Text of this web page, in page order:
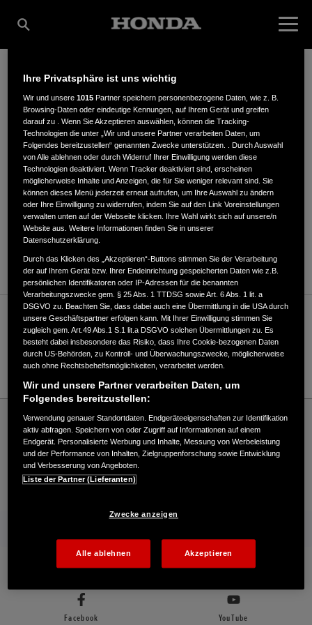
STAVERMANN GMBH
Dinklager Str. 114,49393,Lohne
ANFAHRTSBESCHREIBUNG ANFORDERN
WEBSITE
Verkauf / Kundendienst
04442/7059800
Honda
Industrie
Stavermann GmbH - Industrial – Honda - HONDA Deutschland Offizielle Website |
The Power of Dreams
Folgen Sie uns auf
Facebook YouTube
Ihre Privatsphäre ist uns wichtig
Wir und unsere1015 Partner speichern personenbezogene Daten, wie z. B.
Browsing-Daten oder eindeutige Kennungen, auf Ihrem Gerät und greifen
darauf zu . Wenn Sie Akzeptieren auswählen, können die Tracking-
Technologien die unter „Wir und unsere Partner verarbeiten Daten, um
Folgendes bereitzustellen“ genannten Zwecke unterstützen. . Durch Auswahl
von Alle ablehnen oder durch Widerruf Ihrer Einwilligung werden diese
Technologien deaktiviert. Wenn Tracker deaktiviert sind, erscheinen
möglicherweise Inhalte und Anzeigen, die für Sie weniger relevant sind. Sie
können dieses Menü jederzeit erneut aufrufen, um Ihre Auswahl zu ändern
oder Ihre Einwilligung zu widerrufen, indem Sie auf den Link Voreinstellungen
verwalten unten auf der Webseite klicken. Ihre Wahl wirkt sich auf unsere/n
Website aus. Weitere Informationen finden Sie in unserer
Datenschutzerklärung.
Durch das Klicken des „Akzeptieren“-Buttons stimmen Sie der Verarbeitung
der auf Ihrem Gerät bzw. Ihrer Endeinrichtung gespeicherten Daten wie z.B.
persönlichen Identifikatoren oder IP-Adressen für die benannten
Verarbeitungszwecke gem. § 25 Abs. 1 TTDSG sowie Art. 6 Abs. 1 lit. a
DSGVO zu. Beachten Sie, dass dabei auch eine Übermittlung in die USA durch
unsere Geschäftspartner erfolgen kann. Mit Ihrer Einwilligung stimmen Sie
zugleich gem. Art.49 Abs.1 S.1 lit.a DSGVO solchen Übermittlungen zu. Es
besteht dabei insbesondere das Risiko, dass Ihre Cookie-bezogenen Daten
durch US-Behörden, zu Kontroll- und Überwachungszwecke, möglicherweise
auch ohne Rechtsbehelfsmöglichkeiten, verarbeitet werden.
Wir und unsere Partner verarbeiten Daten, um
Folgendes bereitzustellen:
Verwendung genauer Standortdaten. Endgeräteeigenschaften zur Identifikation
aktiv abfragen. Speichern von oder Zugriff auf Informationen auf einem
Endgerät. Personalisierte Werbung und Inhalte, Messung von Werbeleistung
und der Performance von Inhalten, Zielgruppenforschung sowie Entwicklung
und Verbesserung von Angeboten.
Liste der Partner (Lieferanten)
Zwecke anzeigen
Alle ablehnen Akzeptieren